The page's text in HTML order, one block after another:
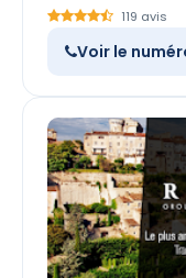
119 avis
Voir le